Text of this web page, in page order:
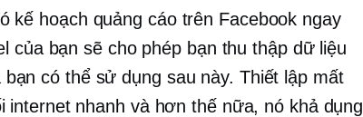
kế hoạch quảng cáo trên Facebook ngay
của bạn sẽ cho phép bạn thu thập dữ liệu
có thể sử dụng sau này. Thiết lập mất
internet nhanh và hơn thế nữa, nó khả dụng